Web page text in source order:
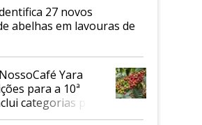
27 novos
abelhas em lavouras de
Yara
para a 10ª
categorias para